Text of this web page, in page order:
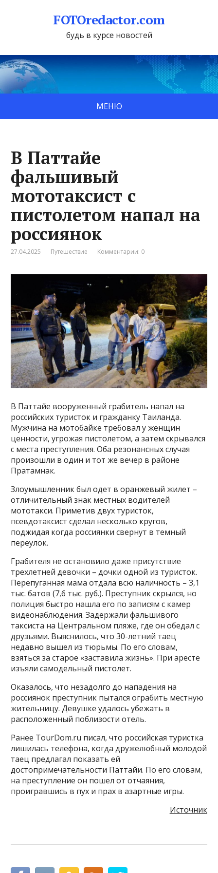
FOTOredactor.com
будь в курсе новостей
МЕНЮ
В Паттайе
фальшивый
мототаксист с
пистолетом напал на
россиянок
27.04.2025 Путешествие Комментарии: 0
В Паттайе вооруженный грабитель напал на
российских туристок и гражданку Таиланда.
Мужчина на мотобайке требовал у женщин
ценности, угрожая пистолетом, а затем скрывался
с места преступления. Оба резонансных случая
произошли в один и тот же вечер в районе
Пратамнак.
Злоумышленник был одет в оранжевый жилет –
отличительный знак местных водителей
мототакси. Приметив двух туристок,
псевдотаксист сделал несколько кругов,
поджидая когда россиянки свернут в темный
переулок.
Грабителя не остановило даже присутствие
трехлетней девочки – дочки одной из туристок.
Перепуганная мама отдала всю наличность – 3,1
тыс. батов (7,6 тыс. руб.). Преступник скрылся, но
полиция быстро нашла его по записям с камер
видеонаблюдения. Задержали фальшивого
таксиста на Центральном пляже, где он обедал с
друзьями. Выяснилось, что 30-летний таец
недавно вышел из тюрьмы. По его словам,
взяться за старое «заставила жизнь». При аресте
изъяли самодельный пистолет.
Оказалось, что незадолго до нападения на
россиянок преступник пытался ограбить местную
жительницу. Девушке удалось убежать в
расположенный поблизости отель.
Ранее TourDom.ru писал, что российская туристка
лишилась телефона, когда дружелюбный молодой
таец предлагал показать ей
достопримечательности Паттайи. По его словам,
на преступление он пошел от отчаяния,
проигравшись в пух и прах в азартные игры.
Источник